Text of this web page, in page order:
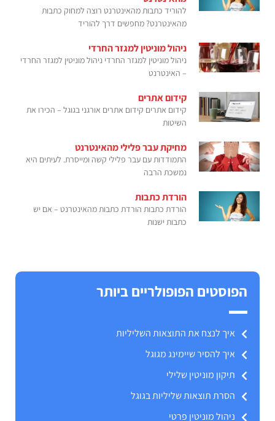
להוריד כתבות מהאינטרנט רוצה למחוק כתבות
מהאינטרנט? מחפשים דרך להוריד
ניהול מוניטין למגזר החרדי
ניהול מוניטין למגזר החרדי ניהול מוניטין למגזר החרדי
– האינטרנט
קידום אתרים
קידום אתרים קידום אתרים אורגני בגוגל – הכירו את
השיטות
מחיקת עבר פלילי מהאינטרנט
התמודדות עם עבר פלילי קשה ומייסרת. לעיתים היא
נמשכת הרבה
הורדת כתבות
הורדת כתבות הורדת כתבות מהאינטרנט – אם יש
כתבות ישנות
הפוסטים הפופולריים ביותר
איך לנצח את התוצאות השליליות
איך להסיר שיימינג מגוגל
תיקון מוניטין שלילי
הסרת תוצאות שליליות בגוגל
ניהול מוניטין פרטי